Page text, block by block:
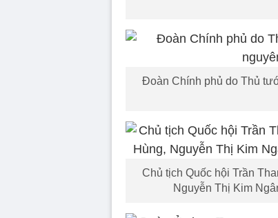
Đoàn Chính phủ do Thủ
Chủ tịch Quốc hội Trần
Nguyễn Thị Kim